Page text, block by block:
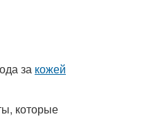
за кожей
которые